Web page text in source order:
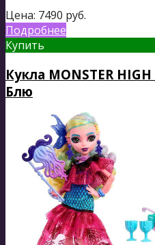
Цена: 7490 руб.
Подробнее
Купить
Кукла MONSTER
Блю